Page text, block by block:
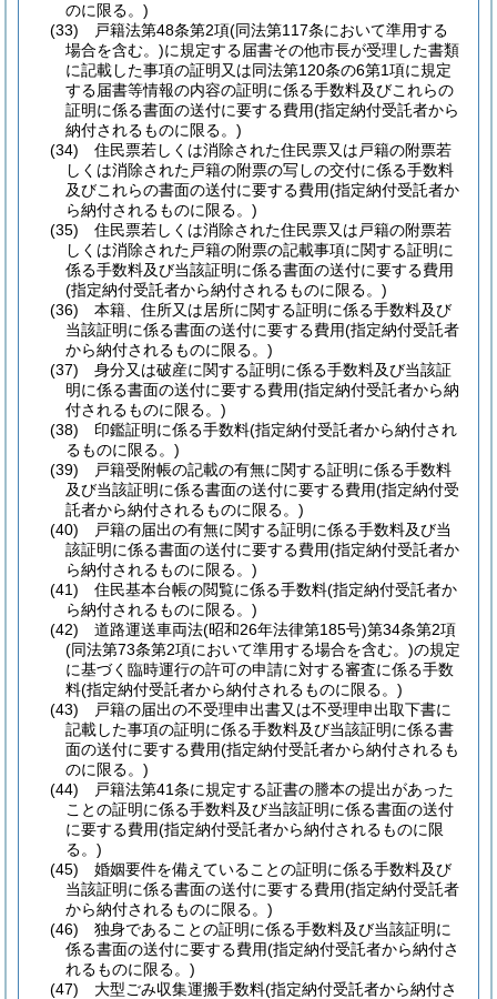
のに限る。)
(33)
戸籍法第48条第2項(同法第117条において準用する
場合を含む。)に規定する届書その他市長が受理した書類
に記載した事項の証明又は同法第120条の6第1項に規定
する届書等情報の内容の証明に係る手数料及びこれらの
証明に係る書面の送付に要する費用(指定納付受託者から
納付されるものに限る。)
(34)
住民票若しくは消除された住民票又は戸籍の附票若
しくは消除された戸籍の附票の写しの交付に係る手数料
及びこれらの書面の送付に要する費用(指定納付受託者か
ら納付されるものに限る。)
(35)
住民票若しくは消除された住民票又は戸籍の附票若
しくは消除された戸籍の附票の記載事項に関する証明に
係る手数料及び当該証明に係る書面の送付に要する費用
(指定納付受託者から納付されるものに限る。)
(36)
本籍、住所又は居所に関する証明に係る手数料及び
当該証明に係る書面の送付に要する費用(指定納付受託者
から納付されるものに限る。)
(37)
身分又は破産に関する証明に係る手数料及び当該証
明に係る書面の送付に要する費用(指定納付受託者から納
付されるものに限る。)
(38)
印鑑証明に係る手数料(指定納付受託者から納付され
るものに限る。)
(39)
戸籍受附帳の記載の有無に関する証明に係る手数料
及び当該証明に係る書面の送付に要する費用(指定納付受
託者から納付されるものに限る。)
(40)
戸籍の届出の有無に関する証明に係る手数料及び当
該証明に係る書面の送付に要する費用(指定納付受託者か
ら納付されるものに限る。)
(41)
住民基本台帳の閲覧に係る手数料(指定納付受託者か
ら納付されるものに限る。)
(42)
道路運送車両法(昭和26年法律第185号)第34条第2項
(同法第73条第2項において準用する場合を含む。)の規定
に基づく臨時運行の許可の申請に対する審査に係る手数
料(指定納付受託者から納付されるものに限る。)
(43)
戸籍の届出の不受理申出書又は不受理申出取下書に
記載した事項の証明に係る手数料及び当該証明に係る書
面の送付に要する費用(指定納付受託者から納付されるも
のに限る。)
(44)
戸籍法第41条に規定する証書の謄本の提出があった
ことの証明に係る手数料及び当該証明に係る書面の送付
に要する費用(指定納付受託者から納付されるものに限
る。)
(45)
婚姻要件を備えていることの証明に係る手数料及び
当該証明に係る書面の送付に要する費用(指定納付受託者
から納付されるものに限る。)
(46)
独身であることの証明に係る手数料及び当該証明に
係る書面の送付に要する費用(指定納付受託者から納付さ
れるものに限る。)
(47)
大型ごみ収集運搬手数料(指定納付受託者から納付さ